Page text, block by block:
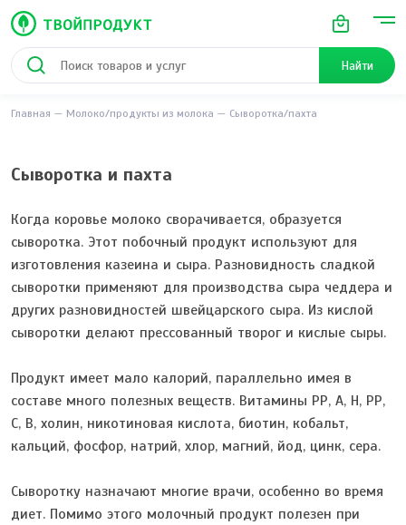
Найти
Главная Молоко/продукты из молока Сыворотка/пахта
Сыворотка и пахта
Когда коровье молоко сворачивается, образуется
сыворотка. Этот побочный продукт используют для
изготовления казеина и сыра. Разновидность сладкой
сыворотки применяют для производства сыра чеддера и
других разновидностей швейцарского сыра. Из кислой
сыворотки делают прессованный творог и кислые сыры.
Продукт имеет мало калорий, параллельно имея в
составе много полезных веществ. Витамины РР, А, Н, РР,
С, В, холин, никотиновая кислота, биотин, кобальт,
кальций, фосфор, натрий, хлор, магний, йод, цинк, сера.
Сыворотку назначают многие врачи, особенно во время
диет. Помимо этого молочный продукт полезен при